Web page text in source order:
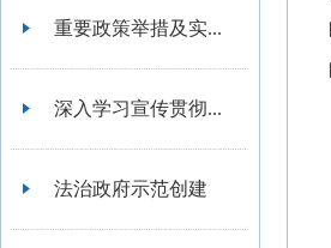
重要政策举措及实...
深入学习宣传贯彻...
法治政府示范创建